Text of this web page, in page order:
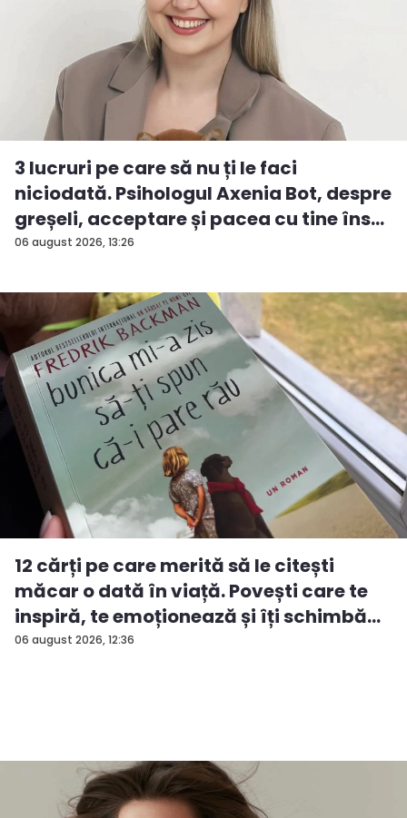
06 august 2026, 13:26
3 lucruri pe care să nu ți le faci
niciodată. Psihologul Axenia Bot, despre
greșeli, acceptare și pacea cu tine îns...
06 august 2026, 12:36
12 cărți pe care merită să le citești
măcar o dată în viață. Povești care te
inspiră, te emoționează și îți schimbă...